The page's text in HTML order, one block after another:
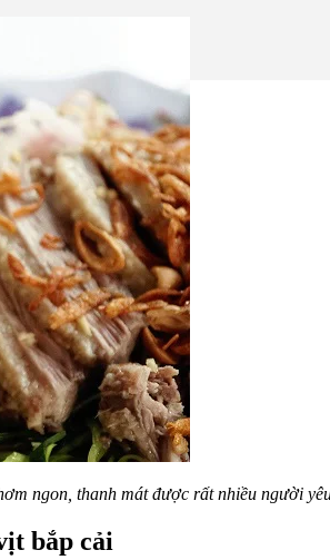
ngon, thanh mát được rất nhiều người
bắp cải